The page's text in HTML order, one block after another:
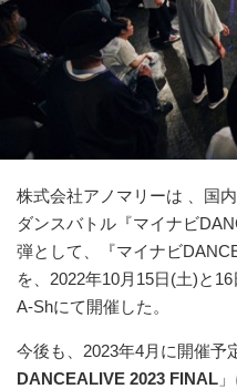
株式会社アノマリーは 、国
ダンスバトル『マイナビ
弾として、『マイナビ
を、2022年10月15日(土)と
A-Shにて開催した。
今後も、2023年4月に開催予
DANCEALIVE 2023 FINAL